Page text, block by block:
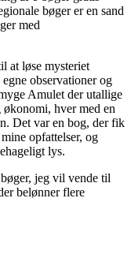
bøger er en sand
med
at løse mysteriet
observationer og
Amulet der utallige
hver med en
Det var en bog, der fik
opfattelser, og
lys.
jeg vil vende til
belønner flere